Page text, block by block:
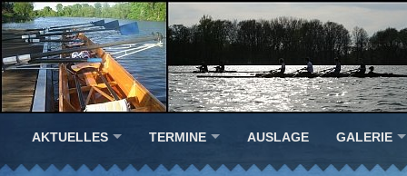
AKTUELLES TERMINE AUSLAGE GALERIE